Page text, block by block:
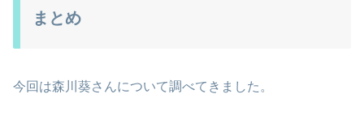
まとめ
今回は森川葵さんについて調べてきました。